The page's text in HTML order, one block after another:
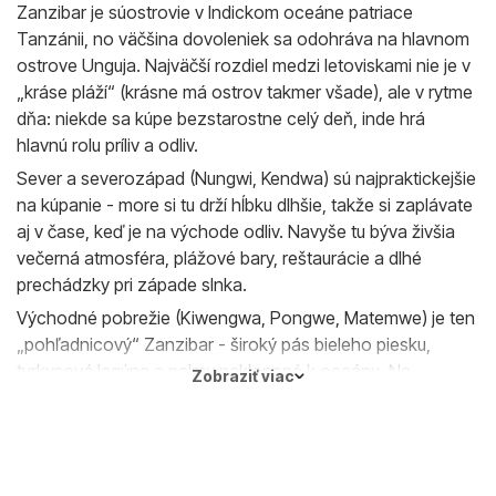
cestou. Často sa rieši hepatitída A, hepatitída B,
brušný týfus, tetanus a prevencia malárie.
Zanzibar je súostrovie v Indickom oceáne patriace
Tanzánii, no väčšina dovoleniek sa odohráva na hlavnom
ostrove Unguja. Najväčší rozdiel medzi letoviskami nie je v
„kráse pláží“ (krásne má ostrov takmer všade), ale v rytme
dňa: niekde sa kúpe bezstarostne celý deň, inde hrá
hlavnú rolu príliv a odliv.
Sever a severozápad (Nungwi, Kendwa) sú najpraktickejšie
na kúpanie - more si tu drží hĺbku dlhšie, takže si zaplávate
aj v čase, keď je na východe odliv. Navyše tu býva živšia
večerná atmosféra, plážové bary, reštaurácie a dlhé
prechádzky pri západe slnka.
Východné pobrežie (Kiwengwa, Pongwe, Matemwe) je ten
„pohľadnicový“ Zanzibar - široký pás bieleho piesku,
tyrkysová lagúna a palmy naklonené k oceánu. Na
Zobraziť viac